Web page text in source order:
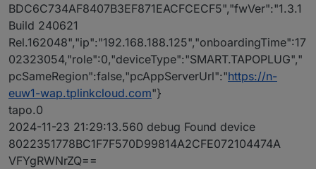
BDC6C734AF8407B3EF871EACFCECF5","fwVer":"1.3.1
Build 240621
Rel.162048","ip":"192.168.188.125","onboardingTime":17
02323054,"role":0,"deviceType":"SMART.TAPOPLUG","
pcSameRegion":false,"pcAppServerUrl":"https://n-
euw1-wap.tplinkcloud.com"}
tapo.0
2024-11-23 21:29:13.560 debug Found device
8022351778BC1F7F570D99814A2CFE072104474A
VFYgRWNrZQ==